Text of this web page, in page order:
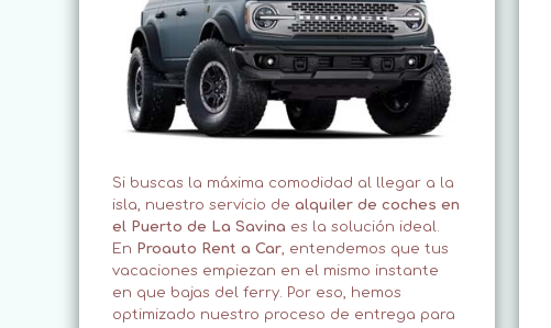
Si buscas la máxima comodidad al llegar a la
isla, nuestro servicio de alquiler de coches en
el Puerto de La Savina es la solución ideal.
En Proauto Rent a Car, entendemos que tus
vacaciones empiezan en el mismo instante
en que bajas del ferry. Por eso, hemos
optimizado nuestro proceso de entrega para